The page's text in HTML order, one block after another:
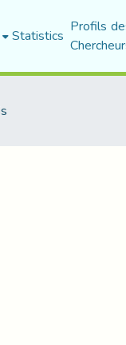
Statistics Profils